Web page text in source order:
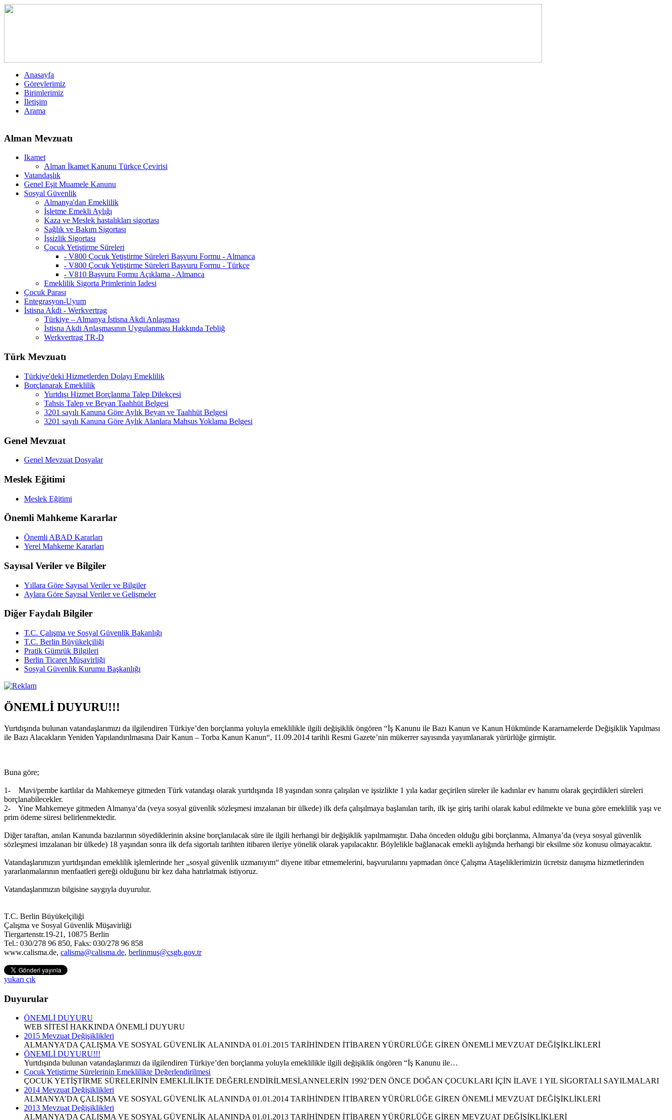
Anasayfa
Görevlerimiz
Birimlerimiz
İletişim
Arama
Alman Mevzuatı
Ikamet
Alman İkamet Kanunu Türkçe Çevirisi
Vatandaşlık
Genel Eşit Muamele Kanunu
Sosyal Güvenlik
Almanya'dan Emeklilik
İşletme Emekli Aylığı
Kaza ve Meslek hastalıkları sigortası
Sağlık ve Bakım Sigortası
İşsizlik Sigortası
Çocuk Yetiştirme Süreleri
- V800 Çocuk Yetiştirme Süreleri Başvuru Formu - Almanca
- V800 Çocuk Yetiştirme Süreleri Başvuru Formu - Türkçe
- V810 Başvuru Formu Açıklama - Almanca
Emeklilik Sigorta Primlerinin Iadesi
Çocuk Parası
Entegrasyon-Uyum
İstisna Akdi - Werkvertrag
Türkiye – Almanya İstisna Akdi Anlaşması
İstisna Akdi Anlaşmasının Uygulanması Hakkında Tebliğ
Werkvertrag TR-D
Türk Mevzuatı
Türkiye'deki Hizmetlerden Dolayı Emeklilik
Borçlanarak Emeklilik
Yurtdışı Hizmet Borçlanma Talep Dilekçesi
Tahsis Talep ve Beyan Taahhüt Belgesi
3201 sayılı Kanuna Göre Aylık Beyan ve Taahhüt Belgesi
3201 sayılı Kanuna Göre Aylık Alanlara Mahsus Yoklama Belgesi
Genel Mevzuat
Genel Mevzuat Dosyalar
Meslek Eğitimi
Meslek Eğitimi
Önemli Mahkeme Kararlar
Önemli ABAD Kararları
Yerel Mahkeme Kararları
Sayısal Veriler ve Bilgiler
Yıllara Göre Sayısal Veriler ve Bilgiler
Aylara Göre Sayısal Veriler ve Gelişmeler
Diğer Faydalı Bilgiler
T.C. Çalışma ve Sosyal Güvenlik Bakanlığı
T.C. Berlin Büyükelçiliği
Pratik Gümrük Bilgileri
Berlin Ticaret Müşavirliği
Sosyal Güvenlik Kurumu Başkanlığı
ÖNEMLİ DUYURU!!!
Yurtdışında bulunan vatandaşlarımızı da ilgilendiren Türkiye’den borçlanma yoluyla emeklilikle ilgili değişiklik öngören “İş Kanunu ile Bazı Kanun ve Kanun Hükmünde Kararnamelerde Değişiklik Yapılması
ile Bazı Alacakların Yeniden Yapılandırılmasına Dair Kanun – Torba Kanun Kanun“, 11.09.2014 tarihli Resmi Gazete’nin mükerrer sayısında yayımlanarak yürürlüğe girmiştir.
Buna göre;
1- Mavi/pembe kartlılar da Mahkemeye gitmeden Türk vatandaşı olarak yurtdışında 18 yaşından sonra çalışılan ve işsizlikte 1 yıla kadar geçirilen süreler ile kadınlar ev hanımı olarak geçirdikleri süreleri
borçlanabilecekler.
2- Yine Mahkemeye gitmeden Almanya‘da (veya sosyal güvenlik sözleşmesi imzalanan bir ülkede) ilk defa çalışılmaya başlanılan tarih, ilk işe giriş tarihi olarak kabul edilmekte ve buna göre emeklilik yaşı ve
prim ödeme süresi belirlenmektedir.
Diğer taraftan, anılan Kanunda bazılarının söyediklerinin aksine borçlanılacak süre ile ilgili herhangi bir değişiklik yapılmamıştır. Daha önceden olduğu gibi borçlanma, Almanya’da (veya sosyal güvenlik
sözleşmesi imzalanan bir ülkede) 18 yaşından sonra ilk defa sigortalı tarihten itibaren ileriye yönelik olarak yapılacaktır. Böylelikle bağlanacak emekli aylığında herhangi bir eksilme söz konusu olmayacaktır.
Vatandaşlarımızın yurtdışından emeklilik işlemlerinde her „sosyal güvenlik uzmanıyım“ diyene itibar etmemelerini, başvurularını yapmadan önce Çalışma Ataşeliklerimizin ücretsiz danışma hizmetlerinden
yararlanmalarının menfaatleri gereği olduğunu bir kez daha hatırlatmak istiyoruz.
Vatandaşlarımızın bilgisine saygıyla duyurulur.
T.C. Berlin Büyükelçiliği
Çalışma ve Sosyal Güvenlik Müşavirliği
Tiergartenstr.19-21, 10875 Berlin
Tel.: 030/278 96 850, Faks: 030/278 96 858
www.calisma.de, calisma@calisma.de, berlinmus@csgb.gov.tr
yukarı çık
Duyurular
ÖNEMLİ DUYURU
WEB SİTESİ HAKKINDA ÖNEMLİ DUYURU
2015 Mevzuat Değişiklikleri
ALMANYA’DA ÇALIŞMA VE SOSYAL GÜVENLİK ALANINDA 01.01.2015 TARİHİNDEN İTİBAREN YÜRÜRLÜĞE GİREN ÖNEMLİ MEVZUAT DEĞİŞİKLİKLERİ
ÖNEMLİ DUYURU!!!
Yurtdışında bulunan vatandaşlarımızı da ilgilendiren Türkiye’den borçlanma yoluyla emeklilikle ilgili değişiklik öngören “İş Kanunu ile…
Çocuk Yetiştirme Sürelerinin Emeklilikte Değerlendirilmesi
ÇOCUK YETİŞTİRME SÜRELERİNİN EMEKLİLİKTE DEĞERLENDİRİLMESİ,ANNELERİN 1992’DEN ÖNCE DOĞAN ÇOCUKLARI İÇİN İLAVE 1 YIL SİGORTALI SAYILMALARI
2014 Mevzuat Değişiklikleri
ALMANYA’DA ÇALIŞMA VE SOSYAL GÜVENLİK ALANINDA 01.01.2014 TARİHİNDEN İTİBAREN YÜRÜRLÜĞE GİREN ÖNEMLİ MEVZUAT DEĞİŞİKLİKLERİ
2013 Mevzuat Değişiklikleri
ALMANYA'DA ÇALIŞMA VE SOSYAL GÜVENLİK ALANINDA 01.01.2013 TARİHİNDEN İTİBAREN YÜRÜRLÜĞE GİREN MEVZUAT DEĞİŞİKLİKLERİ